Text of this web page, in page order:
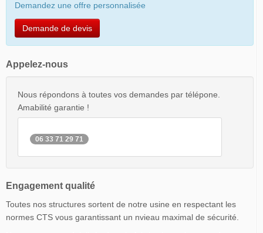
Demandez une offre personnalisée
Demande de devis
Appelez-nous
Nous répondons à toutes vos demandes par télépone.
Amabilité garantie !
06 33 71 29 71
Engagement qualité
Toutes nos structures sortent de notre usine en respectant les
normes CTS vous garantissant un nvieau maximal de sécurité.